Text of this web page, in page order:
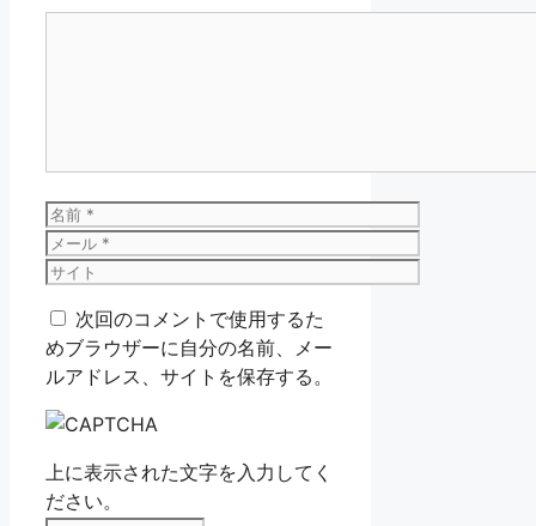
名
前
メ
ー
サ
ト 次回のコメントで使用するた
めブラウザーに自分の名前、メー
ルアドレス、サイトを保存する。
上に表示された文字を入力してく
ださい。